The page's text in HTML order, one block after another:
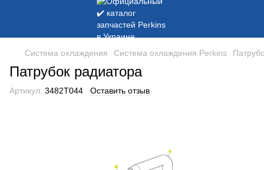
Система охлаждения Система охлаждения Perkins
Патрубок радиатора
Артикул: 3482T044 Оставить отзыв